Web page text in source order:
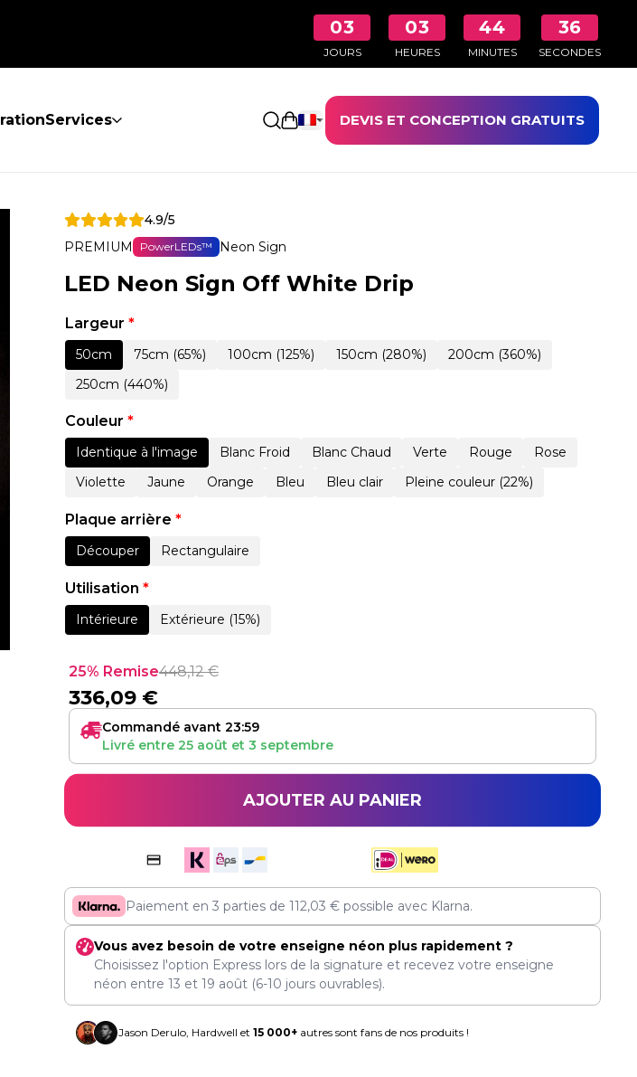
03
JOURS
03
HEURES
44
MINUTES
35
SECONDES
Services Ouvrir le panierDEVIS ET CONCEPTION GRATUITS
4.9/5
PREMIUM
PowerLEDs™ Neon Sign
LED Neon Sign Off White Drip
Largeur *
50cm 75cm (65%) 100cm (125%) 150cm (280%)
200cm (360%)
250cm (440%)
Couleur *
Identique à l'image Blanc Froid Blanc Chaud Verte Rouge
Rose
Violette
Jaune Orange Bleu Bleu clair Pleine couleur (22%)
Plaque arrière *
Découper Rectangulaire
Utilisation *
Intérieure Extérieure (15%)
25% Remise448,12€
336,09 €
Commandé avant 23:59
Livré entre 25 août et 3 septembre
AJOUTER AU PANIER
Paiement en 3 parties de112,03€ possible avec Klarna.
Vous avez besoin de votre enseigne néon plus rapidement ?
Choisissez l'option Express lors de la signature et recevez votre enseigne
néon entre 13 et 19 août(6-10 jours ouvrables).
Jason Derulo, Hardwell et 15 000+autres sont fans de nos produits !